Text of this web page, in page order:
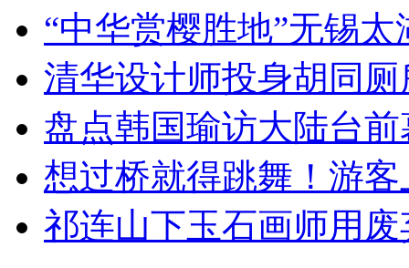
“中华赏樱胜地”无锡
清华设计师投身胡同
盘点韩国瑜访大陆台
想过桥就得跳舞！游客
祁连山下玉石画师用